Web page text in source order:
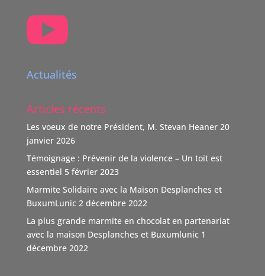
TOIT POUR TOUS Suisse
5 mois il y a
POUR TOUS Suisse.
donateur avec une volonté claire : soutenir des causes
humaines, sociales, environnementales et culturelles
qui font la différence."
TOIT POUR TOUS remercie vivement ce soutien,
d'autant que l'association n'est pas subventionnée
Video
Voir sur Facebook · Partager
TOIT POUR TOUS Suisse

Actualités
Articles récents
Les voeux de notre Président, M. Stevan Heaner 20
janvier 2026
Témoignage : Prévenir de la violence – Un toit est
essentiel 5 février 2023
Marmite Solidaire avec la Maison Desplanches et
BuxumLunic 2 décembre 2022
La plus grande marmite en chocolat en partenariat
avec la maison Desplanches et Buxumlunic 1
décembre 2022